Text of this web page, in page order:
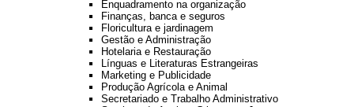
Enquadramento na organização
Finanças, banca e seguros
Floricultura e jardinagem
Gestão e Administração
Hotelaria e Restauração
Línguas e Literaturas Estrangeiras
Marketing e Publicidade
Produção Agrícola e Animal
Secretariado e Trabalho Administrativo